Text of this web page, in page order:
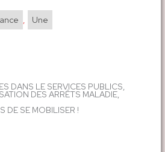
, Une
DANS LE SERVICES PUBLICS,
DES ARRÊTS MALADIE,
DE SE MOBILISER !